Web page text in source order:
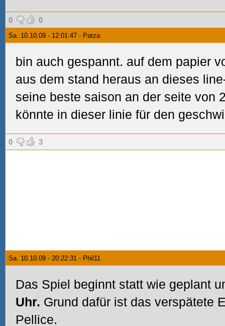
0 0
Sa. 10.10.09 - 12:01:47 - Patza
bin auch gespannt. auf dem papier
aus dem stand heraus an dieses
seine beste saison an der seite von
könnte in dieser linie für den
0 3
Sa. 10.10.09 - 20:22:31 - Phil11
Das Spiel beginnt statt wie geplant
Uhr. Grund dafür ist das verspätete
Pellice.